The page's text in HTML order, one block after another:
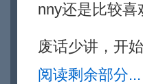
nny还是比较喜
废话少讲，开始
阅读剩余部分...